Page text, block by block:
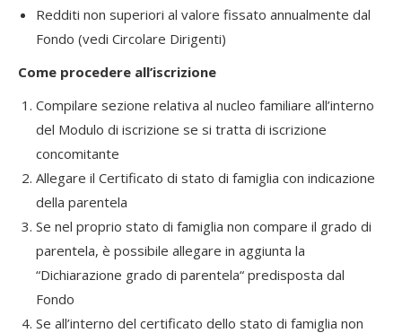
Redditi non superiori al valore fissato annualmente dal
Fondo (vedi Circolare Dirigenti)
Come procedere all’iscrizione
Compilare sezione relativa al nucleo familiare all’interno
del Modulo di iscrizione se si tratta di iscrizione
concomitante
Allegare il Certificato di stato di famiglia con indicazione
della parentela
Se nel proprio stato di famiglia non compare il grado di
parentela, è possibile allegare in aggiunta la
“Dichiarazione grado di parentela“ predisposta dal
Fondo
Se all’interno del certificato dello stato di famiglia non